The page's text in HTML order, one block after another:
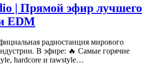
| Прямой эфир лучшего
EDM
радиостанция мирового
В эфире: 🔥 Самые горячие
hardcore и rawstyle…